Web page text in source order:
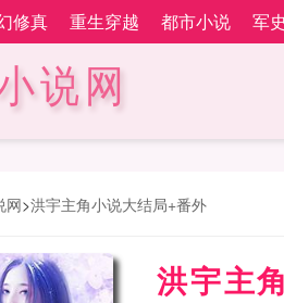
修真 重生穿越 都市小说 军
说网
网>洪宇主角小说大结局+番外
洪宇主